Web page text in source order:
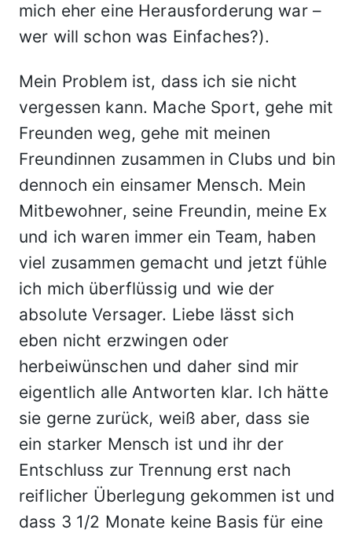
mich eher eine Herausforderung war –
wer will schon was Einfaches?).
Mein Problem ist, dass ich sie nicht
vergessen kann. Mache Sport, gehe mit
Freunden weg, gehe mit meinen
Freundinnen zusammen in Clubs und bin
dennoch ein einsamer Mensch. Mein
Mitbewohner, seine Freundin, meine Ex
und ich waren immer ein Team, haben
viel zusammen gemacht und jetzt fühle
ich mich überflüssig und wie der
absolute Versager. Liebe lässt sich
eben nicht erzwingen oder
herbeiwünschen und daher sind mir
eigentlich alle Antworten klar. Ich hätte
sie gerne zurück, weiß aber, dass sie
ein starker Mensch ist und ihr der
Entschluss zur Trennung erst nach
reiflicher Überlegung gekommen ist und
dass 3 1/2 Monate keine Basis für eine